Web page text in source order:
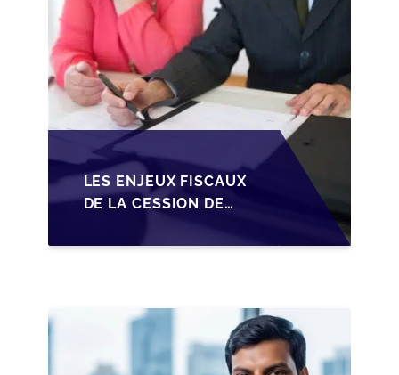
LES ENJEUX FISCAUX
DE LA CESSION DE
LES DIRIGEANTS DE